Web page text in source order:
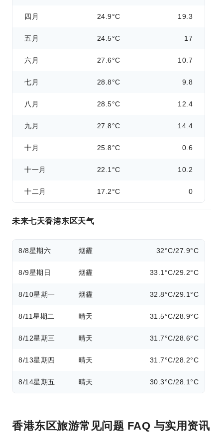
四月 24.9°C 19.3
五月 24.5°C 17
六月 27.6°C 10.7
七月 28.8°C 9.8
八月 28.5°C 12.4
九月 27.8°C 14.4
十月 25.8°C 0.6
十一月 22.1°C 10.2
十二月 17.2°C 0
未来七天香港东区天气
8/8星期六 烟霾 32°C/27.9°C
8/9星期日 烟霾 33.1°C/29.2°C
8/10星期一 烟霾 32.8°C/29.1°C
8/11星期二 晴天 31.5°C/28.9°C
8/12星期三 晴天 31.7°C/28.6°C
8/13星期四 晴天 31.7°C/28.2°C
8/14星期五 晴天 30.3°C/28.1°C
香港东区旅游常见问题 FAQ 与实用资讯